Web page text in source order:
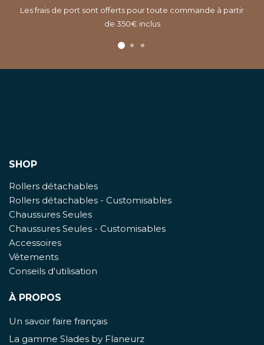
Les frais de port sont offerts pour toute commande à partir
de 350€ inclus
SHOP
Rollers détachables
Rollers détachables - Customisables
Chaussures Seules
Chaussures Seules - Customisables
Accessoires
Vêtements
Conseils d'utilisation
À PROPOS
Un savoir faire français
La gamme Slades by Flaneurz